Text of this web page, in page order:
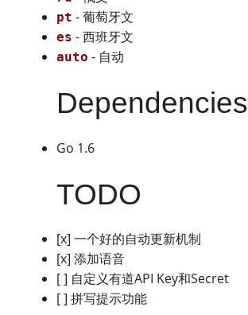
pt - 葡萄牙文
es - 西班牙文
auto - 自动
Dependencies
Go 1.6
TODO
[x] 一个好的自动更新机制
[x] 添加语音
[ ] 自定义有道API Key和Secret
[ ] 拼写提示功能